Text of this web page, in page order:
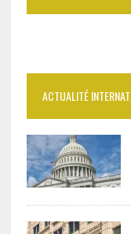
ACTUALITÉ